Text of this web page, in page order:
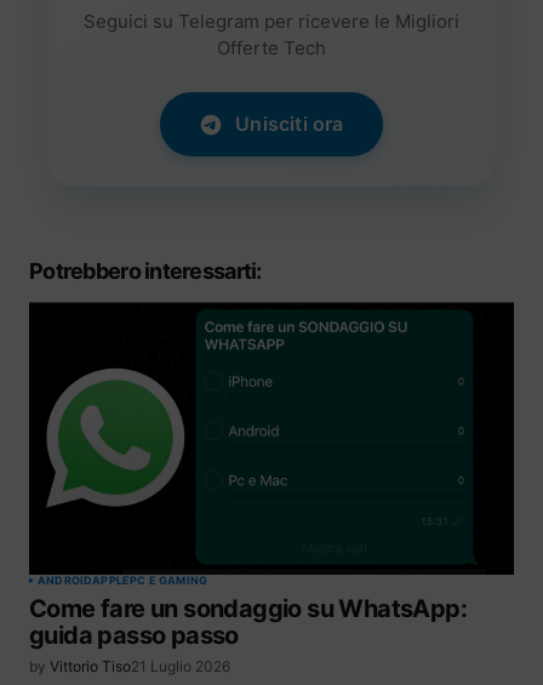
Seguici su Telegram per ricevere le Migliori
Offerte Tech
Unisciti ora
Potrebbero interessarti:
ANDROIDAPPLEPC E GAMING
Come fare un sondaggio su WhatsApp:
guida passo passo
by Vittorio Tiso21 Luglio 2026